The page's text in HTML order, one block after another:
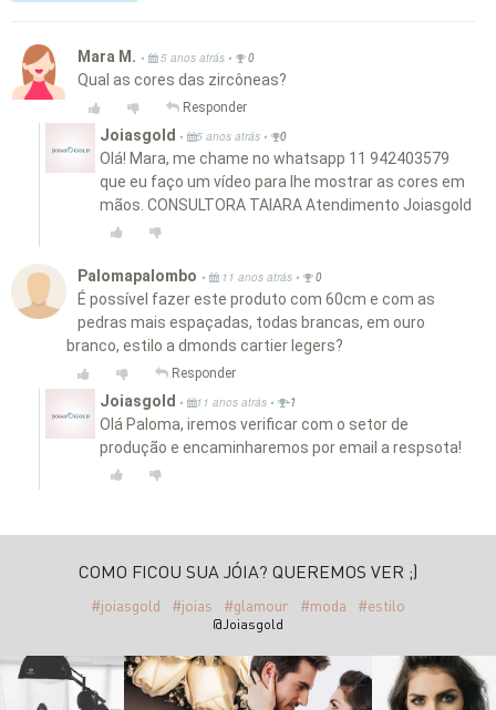
Mara M. • 5 anos atrás • 0
Qual as cores das zircôneas?
Responder
Joiasgold • 5 anos atrás • 0
Olá! Mara, me chame no whatsapp 11 942403579
que eu faço um vídeo para lhe mostrar as cores em
mãos. CONSULTORA TAIARA Atendimento Joiasgold
Palomapalombo • 11 anos atrás • 0
É possível fazer este produto com 60cm e com as
pedras mais espaçadas, todas brancas, em ouro
branco, estilo a dmonds cartier legers?
Responder
Joiasgold • 11 anos atrás • -1
Olá Paloma, iremos verificar com o setor de
produção e encaminharemos por email a respsota!
COMO FICOU SUA JÓIA? QUEREMOS VER ;)
#joiasgold #joias #glamour #moda #estilo
@Joiasgold